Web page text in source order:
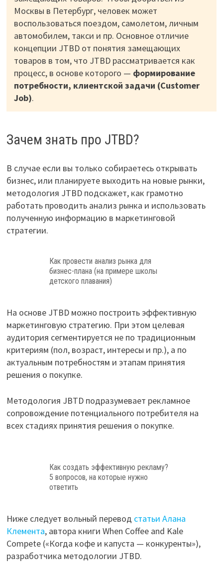
Москвы в Петербург, человек может
воспользоваться поездом, самолетом, личным
автомобилем, такси и пр. Основное отличие
концепции JTBD от понятия замещающих
товаров в том, что JTBD рассматривается как
процесс, в основе которого — формирование
потребности, клиентской задачи (Customer
Job).
Зачем знать про JTBD?
В случае если вы только собираетесь открывать
бизнес, или планируете выходить на новые рынки,
методология JTBD подскажет, как грамотно
работать проводить анализ рынка и использовать
полученную информацию в маркетинговой
стратегии.
Как провести анализ рынка для
бизнес-плана (на примере школы
детского плавания)
На основе JTBD можно построить эффективную
маркетинговую стратегию. При этом целевая
аудитория сегментируется не по традиционным
критериям (пол, возраст, интересы и пр.), а по
актуальным потребностям и этапам принятия
решения о покупке.
Методология JBTD подразумевает рекламное
сопровождение потенциального потребителя на
всех стадиях принятия решения о покупке.
Как создать эффективную рекламу?
5 вопросов, на которые нужно
ответить
Ниже следует вольный перевод статьи Алана
Клемента, автора книги When Coffee and Kale
Compete («Когда кофе и капуста — конкуренты»),
разработчика методологии JTBD.